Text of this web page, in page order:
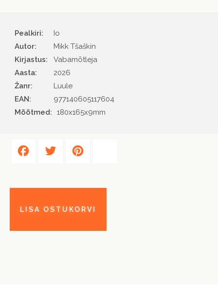
Pealkiri:
Io
Autor
Mikk Tšaškin
Kirjastus
Vabamõtleja
Aasta
2026
Žanr
Luule
EAN
977140605117604
Mõõtmed:
180x165x9mm